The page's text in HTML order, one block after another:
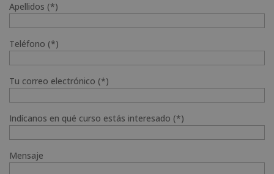
Apellidos (*)
Teléfono (*)
Tu correo electrónico (*)
Indícanos en qué curso estás interesado (*)
Mensaje